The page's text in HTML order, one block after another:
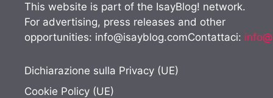
This website is part of the IsayBlog! network.
For advertising, press releases and other
opportunities: info@isayblog.comContattaci:
Dichiarazione sulla Privacy (UE)
Cookie Policy (UE)